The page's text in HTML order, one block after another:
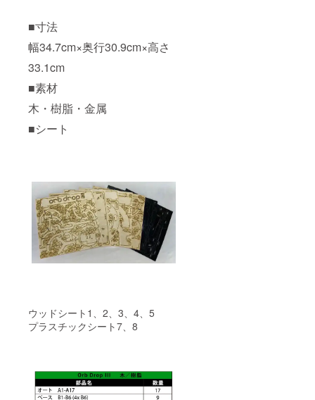
■寸法
幅34.7cm×奥行30.9cm×高さ
33.1cm
■素材
木・樹脂・金属
■シート
ウッドシート1、2、3、4、5
プラスチックシート7、8